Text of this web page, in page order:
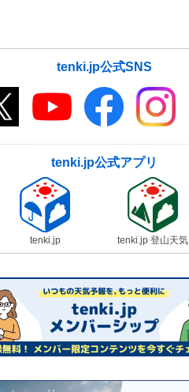
tenki.jp公式SNS
tenki.jp公式アプリ
tenki.jp tenki.jp 登山天気